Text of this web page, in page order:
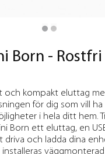
Born -
och kompakt eluttag
för dig som vill
i hela ditt hem.
Born ett eluttag, en
driva och ladda dina